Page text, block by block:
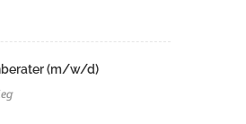
(m/w/d)